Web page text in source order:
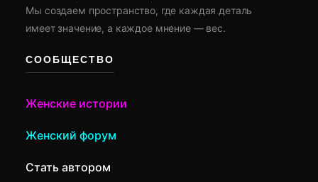
Мы создаем пространство, где каждая деталь
имеет значение, а каждое мнение — вес.
СООБЩЕСТВО
Женские истории
Женский форум
Стать автором